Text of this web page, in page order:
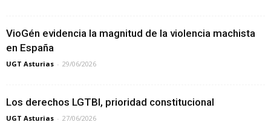
VioGén evidencia la magnitud de la violencia machista
en España
UGT Asturias - 29/06/2026
Los derechos LGTBI, prioridad constitucional
UGT Asturias - 27/06/2026